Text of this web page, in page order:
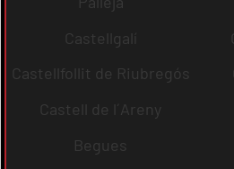
Castellgalí
Castellfollit de Riubregós
Castell de l´Areny
Begues